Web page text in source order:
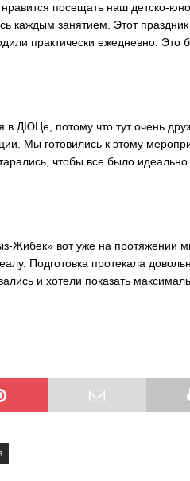
посещать наш детско-
каждым занятием. Этот
практически ежедневно. Это
ДЮЦе, потому что тут очень
Мы готовились к этому
чтобы все было
Жибек» вот уже на
Подготовка протекала
и хотели показать